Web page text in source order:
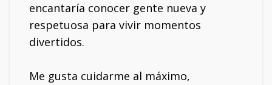
encantaría conocer gente nueva y
respetuosa para vivir momentos
divertidos.
Me gusta cuidarme al máximo,